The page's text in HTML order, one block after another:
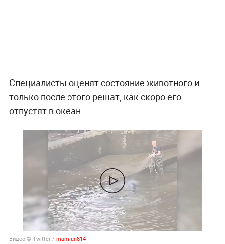
Специалисты оценят состояние животного и
только после этого решат, как скоро его
отпустят в океан.
Видео © Twitter / mumian814